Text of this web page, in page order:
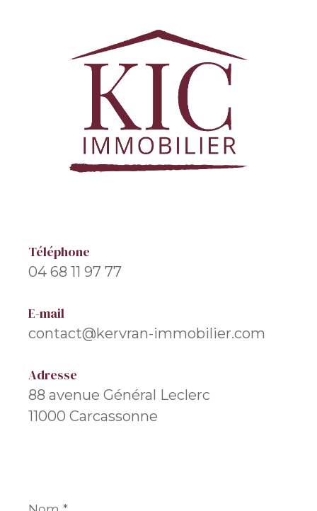
Téléphone
04 68 11 97 77
E-mail
contact@kervran-immobilier.com
Adresse
88 avenue Général Leclerc
11000 Carcassonne
*